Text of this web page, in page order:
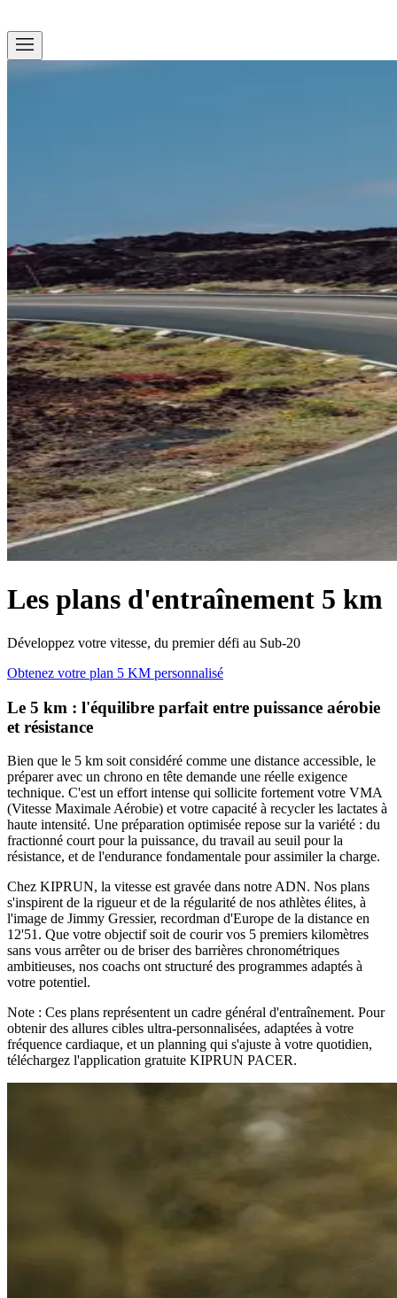
Les plans d'entraînement 5 km
Développez votre vitesse, du premier défi au Sub-20
Obtenez votre plan 5 KM personnalisé
Le 5 km : l'équilibre parfait entre puissance aérobie
et résistance
Bien que le 5 km soit considéré comme une distance accessible, le
préparer avec un chrono en tête demande une réelle exigence
technique. C'est un effort intense qui sollicite fortement votre VMA
(Vitesse Maximale Aérobie) et votre capacité à recycler les lactates à
haute intensité. Une préparation optimisée repose sur la variété : du
fractionné court pour la puissance, du travail au seuil pour la
résistance, et de l'endurance fondamentale pour assimiler la charge.
Chez KIPRUN, la vitesse est gravée dans notre ADN. Nos plans
s'inspirent de la rigueur et de la régularité de nos athlètes élites, à
l'image de Jimmy Gressier, recordman d'Europe de la distance en
12'51. Que votre objectif soit de courir vos 5 premiers kilomètres
sans vous arrêter ou de briser des barrières chronométriques
ambitieuses, nos coachs ont structuré des programmes adaptés à
votre potentiel.
Note : Ces plans représentent un cadre général d'entraînement. Pour
obtenir des allures cibles ultra-personnalisées, adaptées à votre
fréquence cardiaque, et un planning qui s'ajuste à votre quotidien,
téléchargez l'application gratuite KIPRUN PACER.